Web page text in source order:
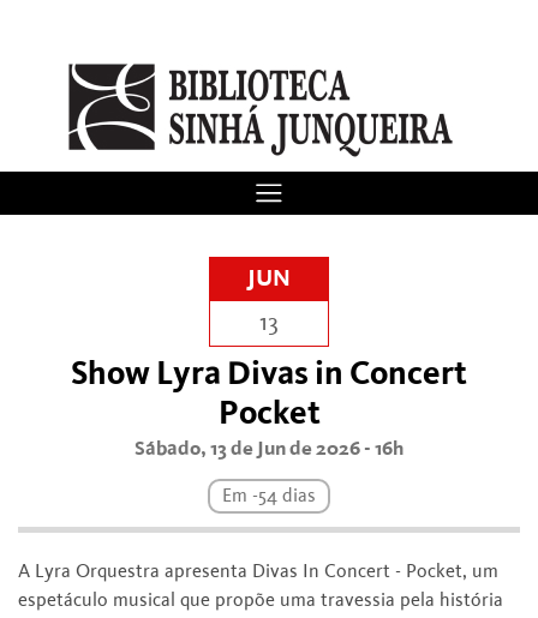
JUN
13
Show Lyra Divas in Concert
Pocket
Sábado, 13 de Jun de 2026 - 16h
Em -54 dias
A Lyra Orquestra apresenta Divas In Concert - Pocket, um
espetáculo musical que propõe uma travessia pela história